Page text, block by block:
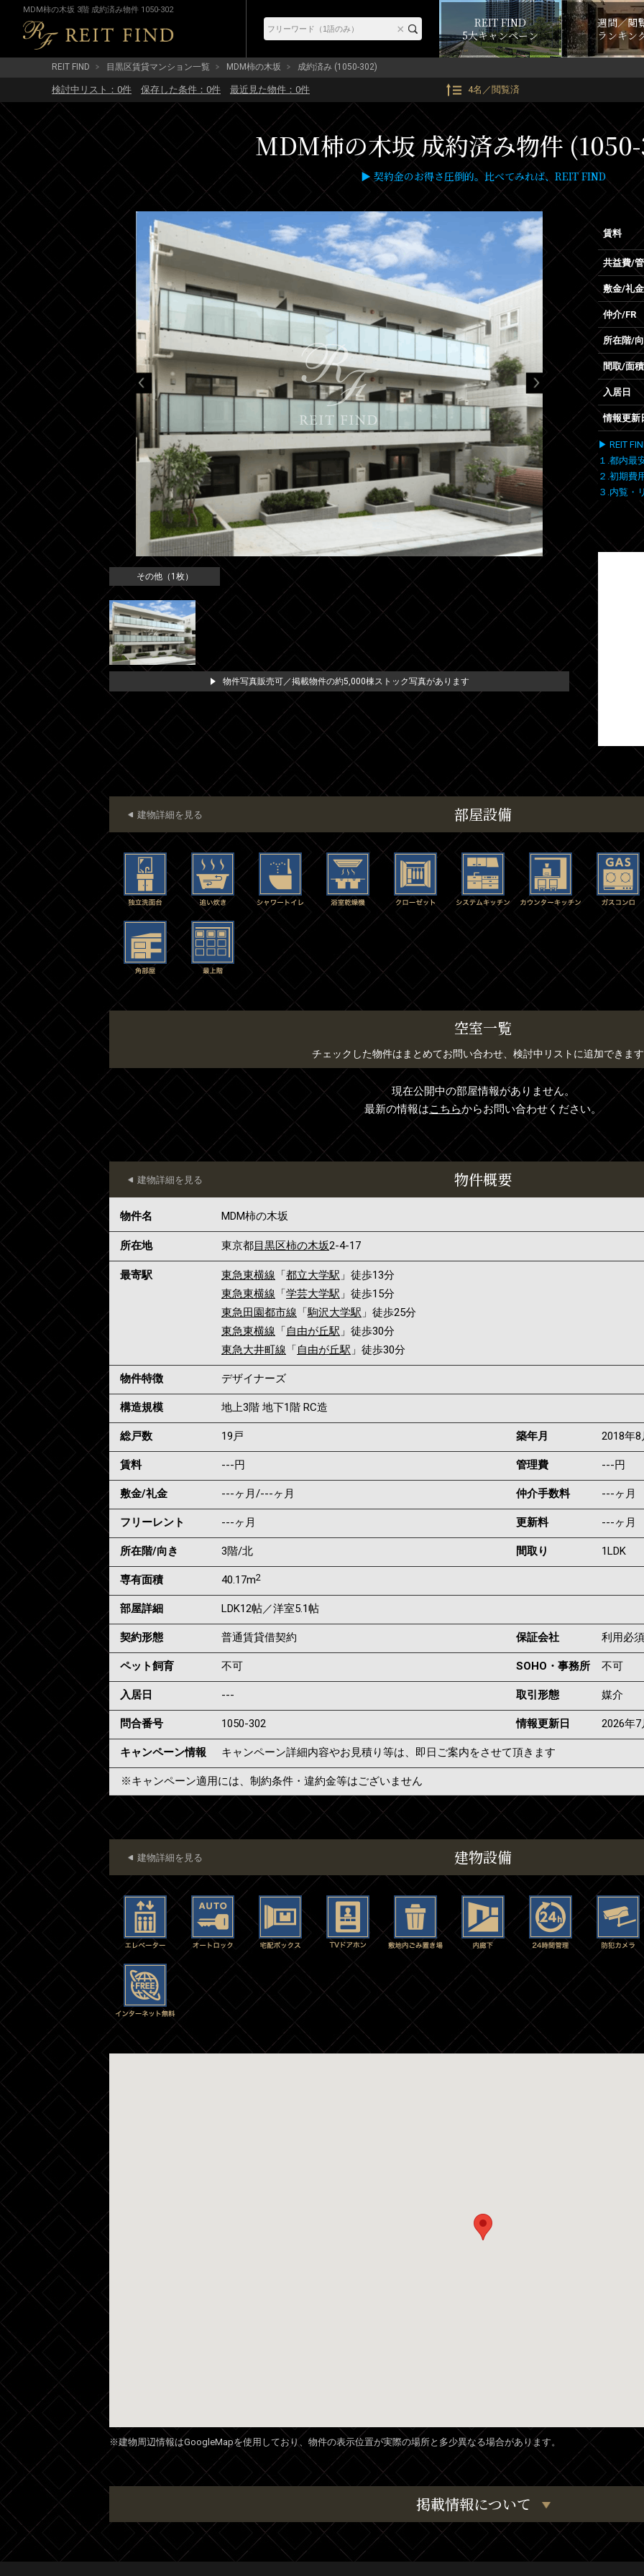
MDM柿の木坂 3階 成約済み物件 1050-302
REIT FIND
5大キャンペーン
週間／閲
ランキン
REIT FIND 目黒区賃貸マンション一覧 MDM柿の木坂 成約済み (1050-302)
検討中リスト： 0件 保存した条件： 0件 最近見た物件： 0件 4名／閲覧済
MDM柿の木坂 成約済み物件
▶ 契約金のお得さ圧倒的。比べてみれば、REIT FIND
その他（1枚）
物件写真販売可／掲載物件の約5,000棟ストック写真があります
賃料
共益費/
敷金/礼金
仲介/FR
所在階/
間取/面積
入居日
情報更新
▶ REIT
１.都内最
２.初期費
３.内覧・
部屋設備
建物詳細を見る
空室一覧
チェックした物件はまとめてお問い合わせ、検討中リストに追加できま
現在公開中の部屋情報がありません。
最新の情報はこちらからお問い合わせください。
物件概要
建物詳細を見る
物件名 MDM柿の木坂
所在地 東京都目黒区柿の木坂2-4-17
最寄駅 東急東横線 「都立大学駅 」徒歩13分
東急東横線 「学芸大学駅 」徒歩15分
東急田園都市線 「駒沢大学駅 」徒歩25分
東急東横線 「自由が丘駅 」徒歩30分
東急大井町線 「自由が丘駅 」徒歩30分
物件特徴 デザイナーズ
構造規模 地上3階 地下1階 RC造
総戸数 19戸 築年月 2018年8
賃料 ---円 管理費 ---円
敷金/礼金 ---ヶ月/---ヶ月 仲介手数料 ---ヶ月
フリーレント ---ヶ月 更新料 ---ヶ月
所在階/向き 3階/北 間取り 1LDK
専有面積 40.17m2
部屋詳細 LDK12帖／洋室5.1帖
契約形態 普通賃貸借契約 保証会社 利用必須
ペット飼育 不可 SOHO・事務所 不可
入居日 --- 取引形態 媒介
問合番号 1050-302 情報更新日 2026年
キャンペーン情報 キャンペーン詳細内容やお見積り等は、即日ご案内をさせて頂きます
※キャンペーン適用には、制約条件・違約金等はございません
建物設備
建物詳細を見る
※建物周辺情報はGoogleMapを使用しており、物件の表示位置が実際の場所と多少異なる場合があります。
掲載情報について